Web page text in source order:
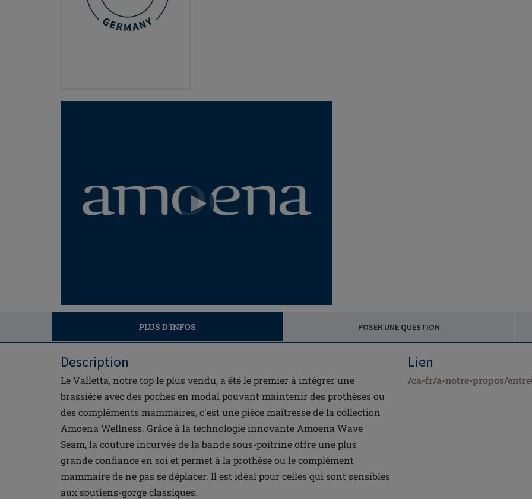
PLUS D'INFOS POSER UNE QUESTION
Description
Le Valletta, notre top le plus vendu, a été le premier à intégrer une
brassière avec des poches en modal pouvant maintenir des prothèses ou
des compléments mammaires, c'est une pièce maîtresse de la collection
Amoena Wellness. Grâce à la technologie innovante Amoena Wave
Seam, la couture incurvée de la bande sous-poitrine offre une plus
grande confiance en soi et permet à la prothèse ou le complément
mammaire de ne pas se déplacer. Il est idéal pour celles qui sont sensibles
aux soutiens-gorge classiques.
Lien
/ca-fr/a-notre-propos/